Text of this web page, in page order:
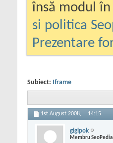
însă modul
si politica
Prezentare
Subiect: Iframe
1st August 2008, 14:15
gigipok
Membru SeoPedia